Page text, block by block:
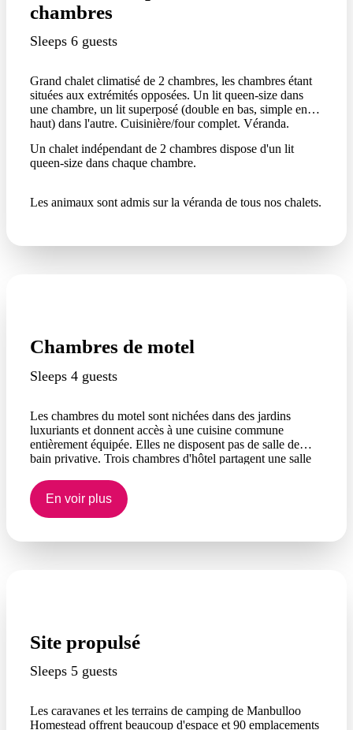
chambres
Sleeps 6 guests
Grand chalet climatisé de 2 chambres, les chambres étant
situées aux extrémités opposées. Un lit queen-size dans
une chambre, un lit superposé (double en bas, simple en
haut) dans l'autre. Cuisinière/four complet. Véranda.
Un chalet indépendant de 2 chambres dispose d'un lit
queen-size dans chaque chambre.
Les animaux sont admis sur la véranda de tous nos chalets.
Chambres de motel
Sleeps 4 guests
Les chambres du motel sont nichées dans des jardins
luxuriants et donnent accès à une cuisine commune
entièrement équipée. Elles ne disposent pas de salle de
bain privative. Trois chambres d'hôtel partagent une salle
de une à quatre personnes. Elles disposent d'un lit queen-
size et de lits superposés.
En voir plus
Site propulsé
Sleeps 5 guests
Les caravanes et les terrains de camping de Manbulloo
Homestead offrent beaucoup d'espace et 90 emplacements